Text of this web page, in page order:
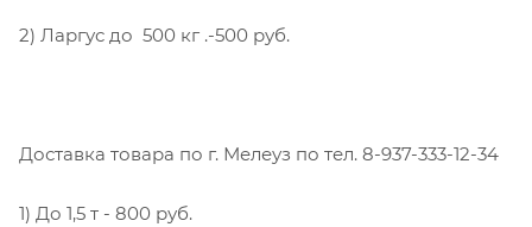
2) Ларгус до 500 кг .-500 руб.
Доставка товара по г. Мелеуз по тел. 8-937-333-12-34
1) До 1,5 т - 800 руб.